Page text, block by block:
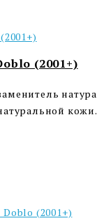
(2001+)